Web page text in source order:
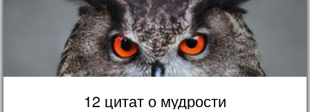
12 цитат о мудрости